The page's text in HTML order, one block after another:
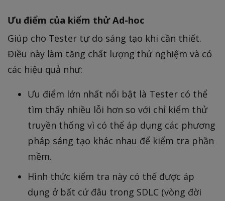
Ưu điểm của kiểm thử Ad-hoc
Giúp cho Tester tự do sáng tạo khi cần thiết.
Điều này làm tăng chất lượng thử nghiệm và có
các hiệu quả như:
Ưu điểm lớn nhất nổi bật là Tester có thể
tìm thấy nhiều lỗi hơn so với chỉ kiểm thử
truyền thống vì có thể áp dụng các phương
pháp sáng tạo khác nhau để kiểm tra phần
mềm.
Hình thức kiểm tra này có thể được áp
dụng ở bất cứ đâu trong SDLC (vòng đời